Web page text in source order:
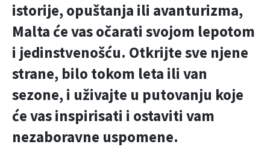
istorije, opuštanja ili avanturizma,
Malta će vas očarati svojom lepotom
i jedinstvenošću. Otkrijte sve njene
strane, bilo tokom leta ili van
sezone, i uživajte u putovanju koje
će vas inspirisati i ostaviti vam
nezaboravne uspomene.